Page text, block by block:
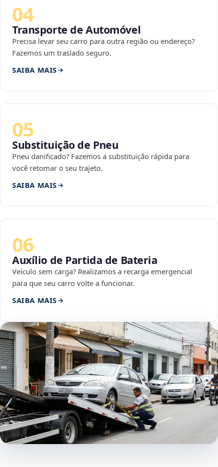
04
Transporte de Automóvel
Precisa levar seu carro para outra região ou endereço?
Fazemos um traslado seguro.
SAIBA MAIS
05
Substituição de Pneu
Pneu danificado? Fazemos a substituição rápida para
você retomar o seu trajeto.
SAIBA MAIS
06
Auxílio de Partida de Bateria
Veículo sem carga? Realizamos a recarga emergencial
para que seu carro volte a funcionar.
SAIBA MAIS